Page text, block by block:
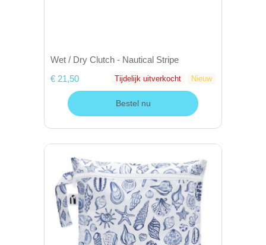
Wet / Dry Clutch - Nautical Stripe
€ 21,50
Tijdelijk uitverkocht Nieuw
Bestel nu